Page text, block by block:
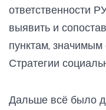
ответственности
выявить и
пунктам, значимым
Стратегии
Дальше всё было